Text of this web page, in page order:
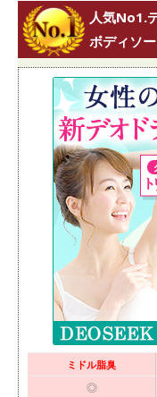
人気No1.
ボディソ
ミドル脂臭
◎